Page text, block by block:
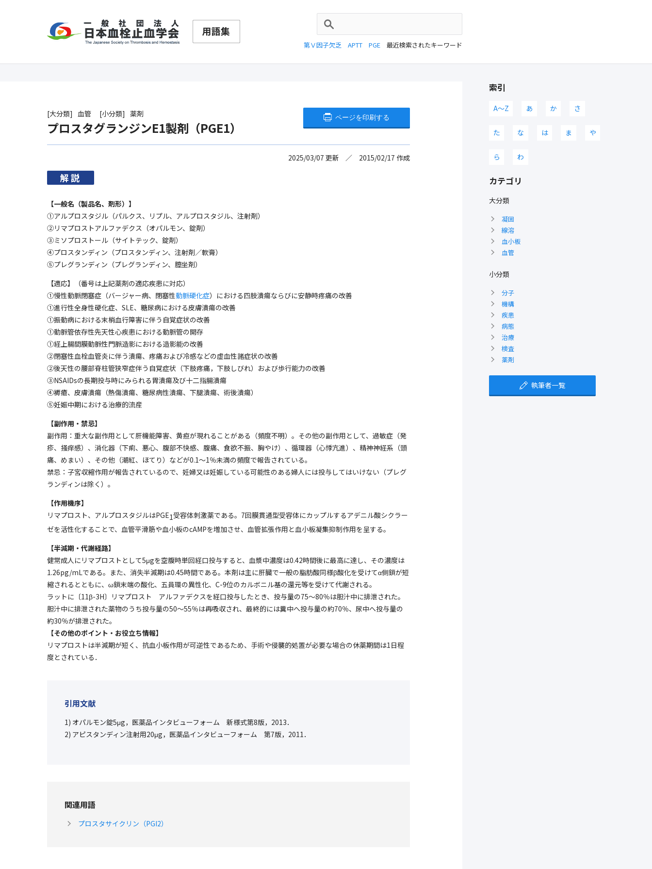
最近検索されたキーワード
第Ⅴ因子欠乏 APTT PGE
大分類 血管 小分類 薬剤
プロスタグランジンE1製剤（PGE1）
ページを印刷する
2025/03/07 更新 2015/02/17 作成
解説
【一般名（製品名、剤形）】
①アルプロスタジル（パルクス、リプル、アルプロスタジル、注射剤）
②リマプロストアルファデクス（オパルモン、錠剤）
③ミソプロストール（サイトテック、錠剤）
④プロスタンディン（プロスタンディン、注射剤／軟膏）
⑤プレグランディン（プレグランディン、膣坐剤）
【適応】（番号は上記薬剤の適応疾患に対応）
①慢性動脈閉塞症（バージャー病、閉塞性動脈硬化症）における四肢潰瘍ならびに安静時疼痛の改善
①進行性全身性硬化症、SLE、糖尿病における皮膚潰瘍の改善
①振動病における末梢血行障害に伴う自覚症状の改善
①動脈管依存性先天性心疾患における動脈管の開存
①経上腸間膜動脈性門脈造影における造影能の改善
②閉塞性血栓血管炎に伴う潰瘍、疼痛および冷感などの虚血性諸症状の改善
②後天性の腰部脊柱管狭窄症伴う自覚症状（下肢疼痛，下肢しびれ）および歩行能力の改善
③NSAIDsの長期投与時にみられる胃潰瘍及び十二指腸潰瘍
④褥瘡、皮膚潰瘍（熱傷潰瘍、糖尿病性潰瘍、下腿潰瘍、術後潰瘍）
⑤妊娠中期における治療的流産
【副作用・禁忌】
副作用：重大な副作用として肝機能障害、黄疸が現れることがある（頻度不明）。その他の副作用として、過敏症（発
疹、掻痒感）、消化器（下痢、悪心、腹部不快感、腹痛、食欲不振、胸やけ）、循環器（心悸亢進）、精神神経系（頭
痛、めまい）、その他（潮紅、ほてり）などが0.1～1％未満の頻度で報告されている。
禁忌：子宮収縮作用が報告されているので、妊婦又は妊娠している可能性のある婦人には投与してはいけない（プレグ
ランディンは除く）。
【作用機序】
リマプロスト、アルプロスタジルはPGE1受容体刺激薬である。7回膜貫通型受容体にカップルするアデニル酸シクラー
ゼを活性化することで、血管平滑筋や血小板のcAMPを増加させ、血管拡張作用と血小板凝集抑制作用を呈する。
【半減期・代謝経路】
健常成人にリマプロストとして5μgを空腹時単回経口投与すると、血漿中濃度は0.42時間後に最高に達し、その濃度は
1.26pg/mLである。また、消失半減期は0.45時間である。本剤は主に肝臓で一般の脂肪酸同様β酸化を受けてα側鎖が短
縮されるとともに、ω鎖末端の酸化、五員環の異性化、C-9位のカルボニル基の還元等を受けて代謝される。
ラットに〔11β-3H〕リマプロスト アルファデクスを経口投与したとき、投与量の75～80％は胆汁中に排泄された。
胆汁中に排泄された薬物のうち投与量の50～55％は再吸収され、最終的には糞中へ投与量の約70％、尿中へ投与量の
約30％が排泄された。
【その他のポイント・お役立ち情報】
リマプロストは半減期が短く、抗血小板作用が可逆性であるため、手術や侵襲的処置が必要な場合の休薬期間は1日程
度とされている．
引用文献
1) オパルモン錠5μg，医薬品インタビューフォーム 新様式第8版，2013．
2) アピスタンディン注射用20μg，医薬品インタビューフォーム 第7版，2011．
関連用語
プロスタサイクリン（PGI2）
索引
A〜Z あ か さ
た な は ま や
ら わ
カテゴリ
大分類
凝固
線溶
血小板
血管
小分類
分子
機構
疾患
病態
治療
検査
薬剤
執筆者一覧